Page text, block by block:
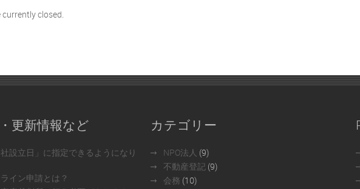
closed.
更新情報など
設立日」に指定できるようになり
イン申請とは？
カテゴリー
NPO法人 (9)
不動産登記 (9)
会務 (10)